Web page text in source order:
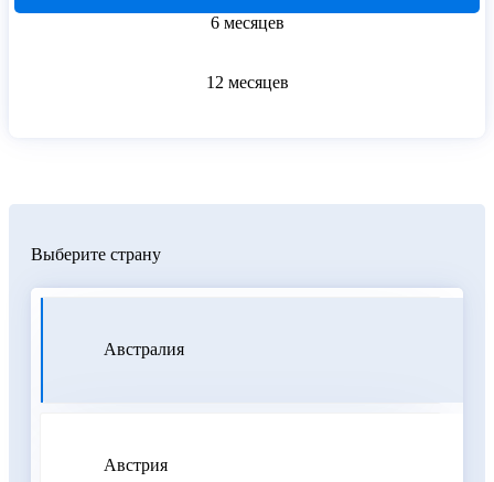
6 месяцев
12 месяцев
Выберите страну
Австралия
Австрия